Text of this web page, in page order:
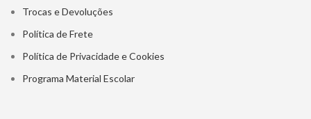
Trocas e Devoluções
Política de Frete
Política de Privacidade e Cookies
Programa Material Escolar